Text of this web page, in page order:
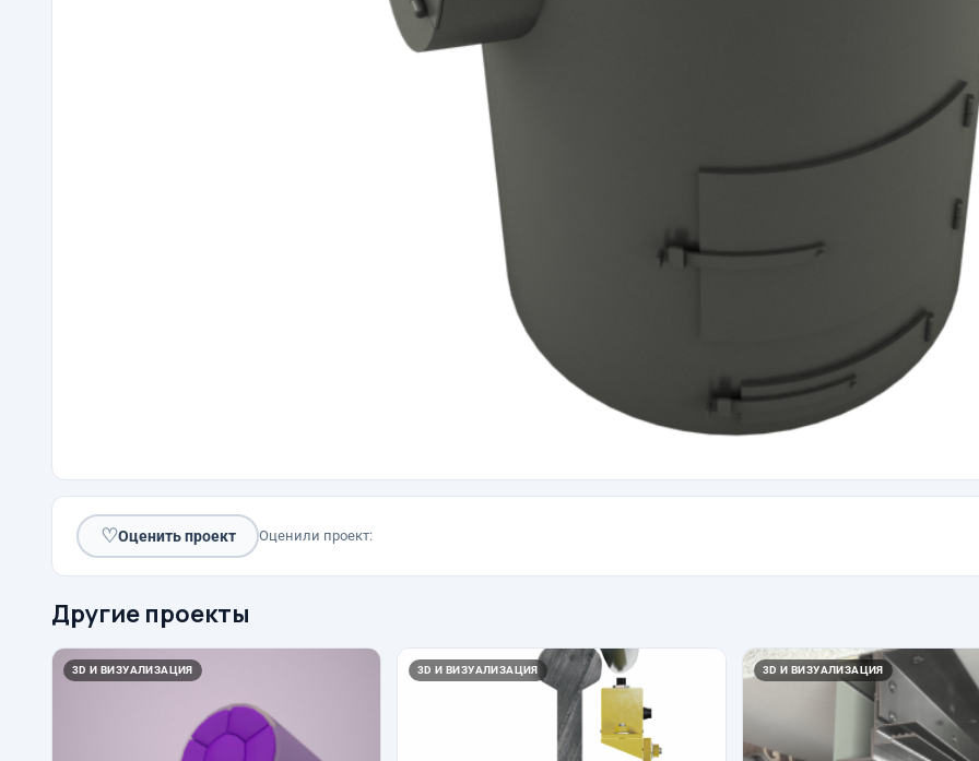
♡Оценить проект Оценили проект:
Другие проекты
3D И ВИЗУАЛИЗАЦИЯ 3D И ВИЗУАЛИЗАЦИЯ 3D И ВИЗУАЛИЗАЦИЯ